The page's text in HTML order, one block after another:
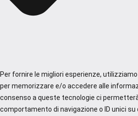
Per fornire le migliori esperienze,
per memorizzare e/o accedere alle
consenso a queste tecnologie ci
comportamento di navigazione o ID unici su